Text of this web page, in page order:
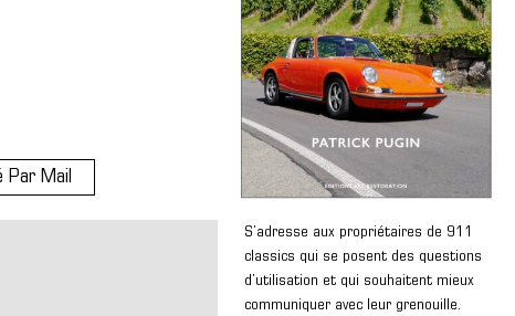
Par Mail
S’adresse aux propriétaires de 911
classics qui se posent des questions
d’utilisation et qui souhaitent mieux
communiquer avec leur grenouille.